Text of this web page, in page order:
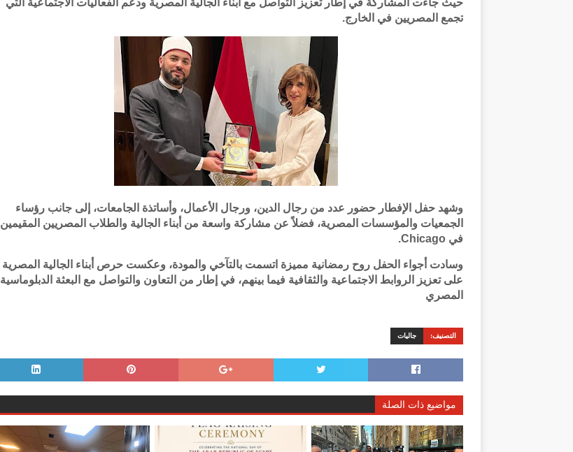
حيث جاءت المشاركة في إطار تعزيز التواصل مع أبناء الجالية المصرية ودعم الفعاليات الاجتماعية التي
تجمع المصريين في الخارج.
وشهد حفل الإفطار حضور عدد من رجال الدين، ورجال الأعمال، وأساتذة الجامعات، إلى جانب رؤساء
الجمعيات والمؤسسات المصرية، فضلاً عن مشاركة واسعة من أبناء الجالية والطلاب المصريين المقيمين
في Chicago.
وسادت أجواء الحفل روح رمضانية مميزة اتسمت بالتآخي والمودة، وعكست حرص أبناء الجالية المصرية
على تعزيز الروابط الاجتماعية والثقافية فيما بينهم، في إطار من التعاون والتواصل مع البعثة الدبلوماسية
المصري
التصنيف: جاليات
مواضيع ذات الصلة